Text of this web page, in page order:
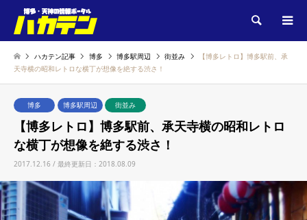
検索
ハカテン記事 博多 博多駅周辺 街並み
【博多レトロ】博多駅前、承
天寺横の昭和レトロな横丁が想像を絶する渋さ！
博多 博多駅周辺 街並み
【博多レトロ】博多駅前、承天寺横の昭和レトロ
な横丁が想像を絶する渋さ！
2017.12.16 / 最終更新日：2018.08.09